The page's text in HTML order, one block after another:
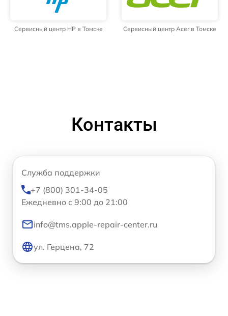
Сервисный центр HP в Томске Сервисный центр Acer в Томске
Контакты
Служба поддержки
+7 (800) 301-34-05
Ежедневно с 9:00 до 21:00
info@tms.apple-repair-center.ru
ул. Герцена, 72